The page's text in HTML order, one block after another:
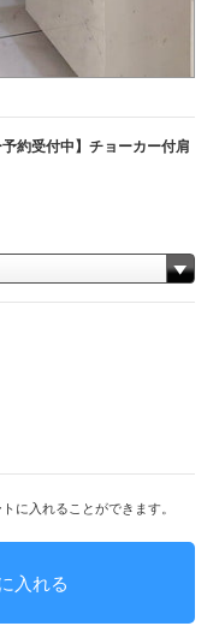
約受付中】チョーカー付肩
に入れることができます。
入れる